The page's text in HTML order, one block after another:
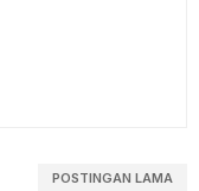
POSTINGAN LAMA